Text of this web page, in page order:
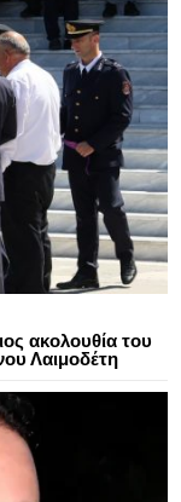
ακολουθία του
Λαιμοδέτη